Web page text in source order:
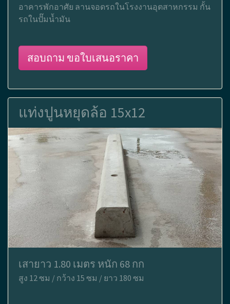
อาคารพักอาศัย ลานจอดรถในโรงงานอุตสาหกรรม กั้น
รถในปั๊มน้ำมัน
สอบถาม ขอใบเสนอราคา
แท่งปูนหยุดล้อ 15x12
เสายาว 1.80 เมตร หนัก 68 กก
สูง 12 ซม / กว้าง 15 ซม / ยาว 180 ซม